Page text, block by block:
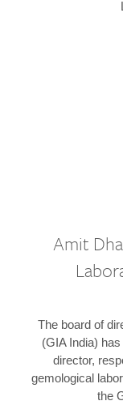
Amit
The board of
(GIA India)
director,
gemological
the